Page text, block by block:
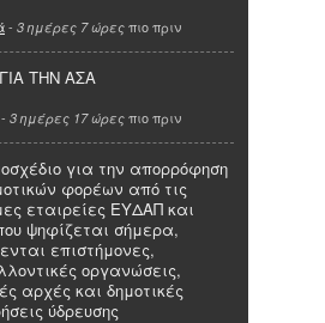
- 3 ημέρες 7 ώρες πιο πριν
ΤΗΝ ΑΣΑ
- 3 ημέρες 17 ώρες πιο πριν
για την απορρόφηση
φορέων από τις
εταιρείες ΕΥΔΑΠ και
ψηφίζεται σήμερα,
επιστήμονες,
οργανώσεις,
αρχές και δημοτικές
ύδρευσης